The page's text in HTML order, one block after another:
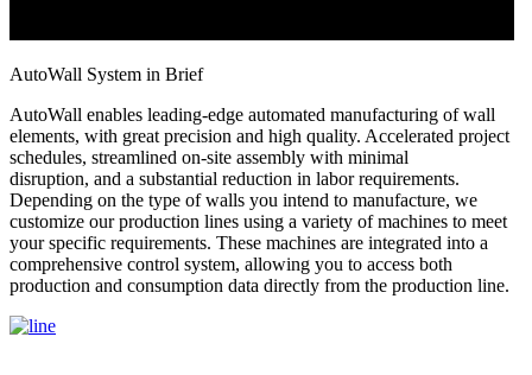
AutoWall System in Brief
AutoWall enables leading-edge automated manufacturing of wall
elements, with great precision and high quality. Accelerated project
schedules, streamlined on-site assembly with minimal
disruption, and a substantial reduction in labor requirements.
Depending on the type of walls you intend to manufacture, we
customize our production lines using a variety of machines to meet
your specific requirements. These machines are integrated into a
comprehensive control system, allowing you to access both
production and consumption data directly from the production line.